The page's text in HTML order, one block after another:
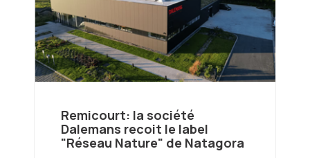
Remicourt: la société
Dalemans recoit le label
"Réseau Nature" de Natagora